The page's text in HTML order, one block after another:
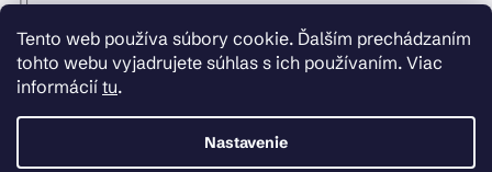
Tento web používa súbory cookie. Ďalším prechádzaním
tohto webu vyjadrujete súhlas s ich používaním. Viac
informácií tu.
Nastavenie
_Info objednávky : +421 914 399 399 Pracovné dni od
8.00 hod. do 12.00 . REKLAMÁCIE : +421 914 399 399
HeavenShop.sk
HeavenShop.sk